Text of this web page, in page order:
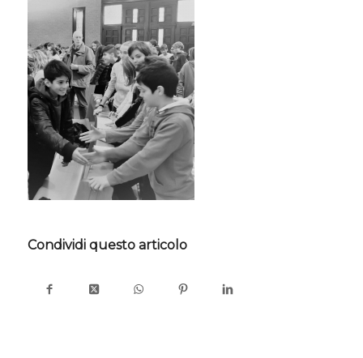
Condividi questo articolo